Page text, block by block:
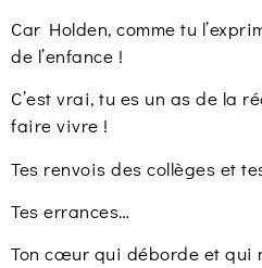
Car Holden, comme tu
de l’enfance !
C’est vrai, tu es un as de la
faire vivre !
Tes renvois des collèges et
Tes errances…
Ton cœur qui déborde et qui